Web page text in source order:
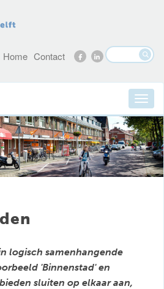
Home Contact
logisch samenhangende
'Binnenstad' en
sluiten op elkaar aan,